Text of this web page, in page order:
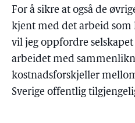
For å sikre at også de
kjent med det arbeid som
vil jeg oppfordre
arbeidet med
kostnadsforskjeller
Sverige offentlig